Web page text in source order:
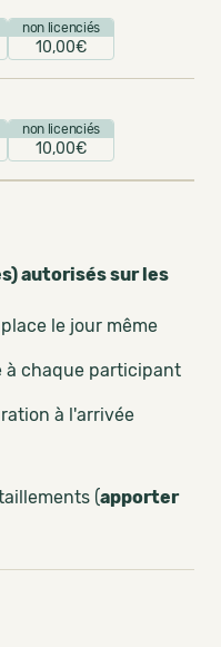
non licenciés
10,00€
non licenciés
10,00€
autorisés sur les
le jour même
à chaque participant
à l'arrivée
(apporter